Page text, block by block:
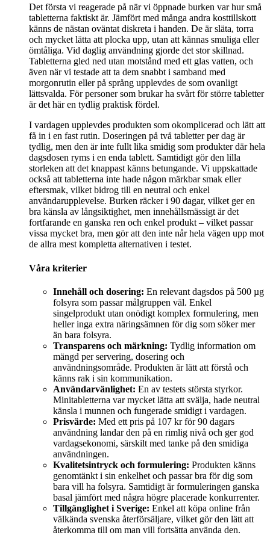
Det första vi reagerade på när vi öppnade burken var hur små
tabletterna faktiskt är. Jämfört med många andra kosttillskott
känns de nästan oväntat diskreta i handen. De är släta, torra
och mycket lätta att plocka upp, utan att kännas smuliga eller
ömtåliga. Vid daglig användning gjorde det stor skillnad.
Tabletterna gled ned utan motstånd med ett glas vatten, och
även när vi testade att ta dem snabbt i samband med
morgonrutin eller på språng upplevdes de som ovanligt
lättsvalda. För personer som brukar ha svårt för större tabletter
är det här en tydlig praktisk fördel.
I vardagen upplevdes produkten som okomplicerad och lätt att
få in i en fast rutin. Doseringen på två tabletter per dag är
tydlig, men den är inte fullt lika smidig som produkter där hela
dagsdosen ryms i en enda tablett. Samtidigt gör den lilla
storleken att det knappast känns betungande. Vi uppskattade
också att tabletterna inte hade någon märkbar smak eller
eftersmak, vilket bidrog till en neutral och enkel
användarupplevelse. Burken räcker i 90 dagar, vilket ger en
bra känsla av långsiktighet, men innehållsmässigt är det
fortfarande en ganska ren och enkel produkt – vilket passar
vissa mycket bra, men gör att den inte når hela vägen upp mot
de allra mest kompletta alternativen i testet.
Våra kriterier
Innehåll och dosering: En relevant dagsdos på 500 µg
folsyra som passar målgruppen väl. Enkel
singelprodukt utan onödigt komplex formulering, men
heller inga extra näringsämnen för dig som söker mer
än bara folsyra.
Transparens och märkning: Tydlig information om
mängd per servering, dosering och
användningsområde. Produkten är lätt att förstå och
känns rak i sin kommunikation.
Användarvänlighet: En av testets största styrkor.
Minitabletterna var mycket lätta att svälja, hade neutral
känsla i munnen och fungerade smidigt i vardagen.
Prisvärde: Med ett pris på 107 kr för 90 dagars
användning landar den på en rimlig nivå och ger god
vardagsekonomi, särskilt med tanke på den smidiga
användningen.
Kvalitetsintryck och formulering: Produkten känns
genomtänkt i sin enkelhet och passar bra för dig som
bara vill ha folsyra. Samtidigt är formuleringen ganska
basal jämfört med några högre placerade konkurrenter.
Tillgänglighet i Sverige: Enkel att köpa online från
välkända svenska återförsäljare, vilket gör den lätt att
återkomma till om man vill fortsätta använda den.